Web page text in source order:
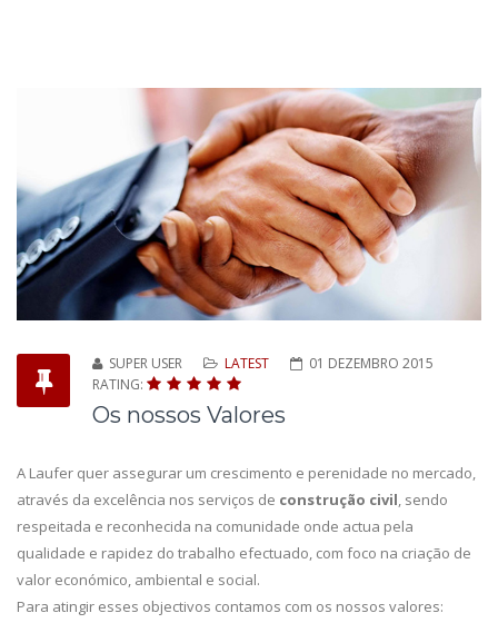
SUPER USER LATEST
01 DEZEMBRO 2015
RATING:
Os nossos Valores
A Laufer quer assegurar um crescimento e perenidade no mercado,
através da excelência nos serviços de construção civil, sendo
respeitada e reconhecida na comunidade onde actua pela
qualidade e rapidez do trabalho efectuado, com foco na criação de
valor económico, ambiental e social.
Para atingir esses objectivos contamos com os nossos valores: